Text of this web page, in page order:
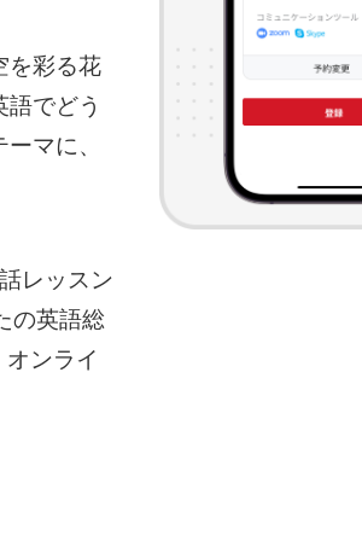
を彩る花
でどう
マに、
レッスン
の英語総
ンライ